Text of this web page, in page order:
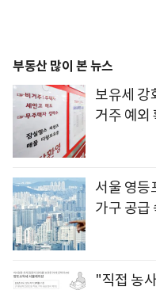
부동산 많이 본 뉴스
보유세
거주 예외
서울 영등
가구 공급
"직접 농